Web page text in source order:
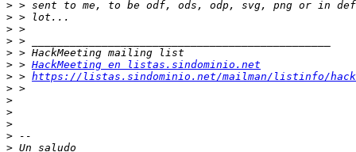
>
>
>
>
>
> > HackMeeting en listas.sindominio.net
> > https://listas.sindominio.net/mailman/listinfo/
>
>
>
>
>
>